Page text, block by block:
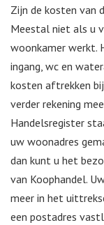
Zijn de kosten van
Meestal niet als u
woonkamer werkt.
ingang, wc en
kosten aftrekken
verder rekening
Handelsregister
uw woonadres
dan kunt u het
van Koophandel.
meer in het
een postadres